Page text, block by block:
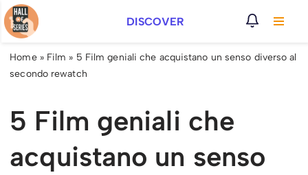
Vai
al
contenuto
DISCOVER
Home» Film » 5 Film geniali che acquistano un senso diverso al
secondo rewatch
5 Film geniali che
acquistano un senso